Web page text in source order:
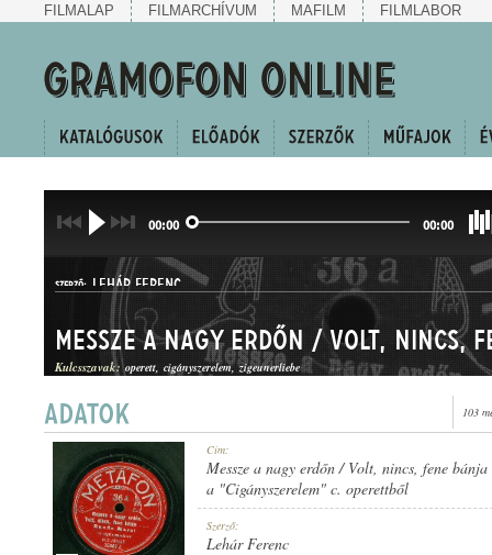
FILMALAP FILMARCHÍVUM MAFILM FILMLABOR
00:00 00:00
SZERZŐ: LEHÁR FERENC
HALLGATÓ
Messze a nagy erdőn / Volt, nincs,
Kulcsszavak: operett cigányszerelem zigeunerliebe
103
Cím:
Messze a nagy erdőn / Volt, nincs, fene bánja
a "Cigányszerelem" c. operettből
Szerző:
Lehár Ferenc